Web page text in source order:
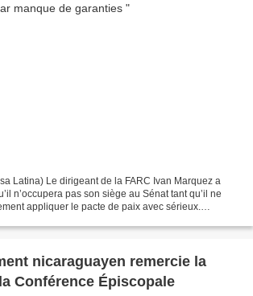
Latina) Le dirigeant de la FARC Ivan Marquez a
n’occupera pas son siège au Sénat tant qu’il ne
appliquer le pacte de paix avec sérieux.
nicaraguayen remercie la
Conférence Épiscopale